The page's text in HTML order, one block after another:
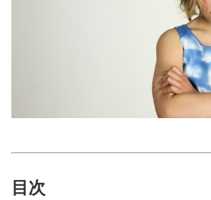
目次